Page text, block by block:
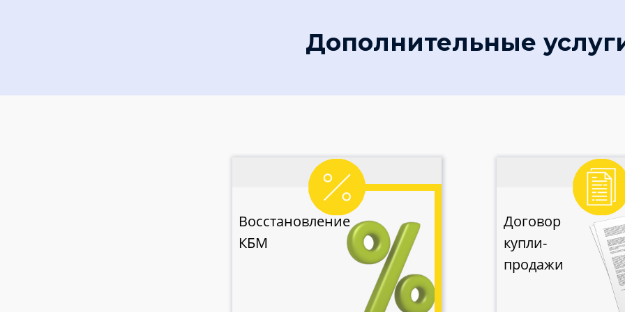
Дополнительные
Восстановление
КБМ
Договор
купли-
продажи